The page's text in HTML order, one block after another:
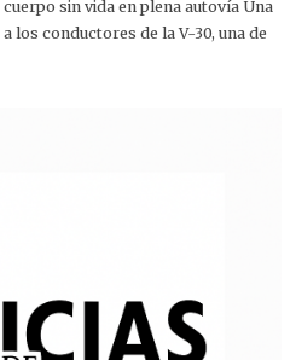
sin vida en plena autovía Una
los conductores de la V-30, una de